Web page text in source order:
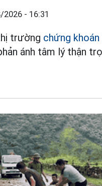
2026 - 16:31
trường chứng khoán
ánh tâm lý thận